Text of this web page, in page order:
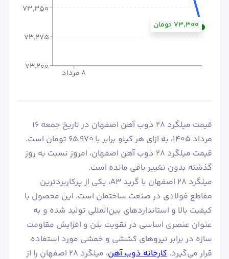
۸ مرداد
۷۳٬۲۰۰
۷۳٬۲۷۵
۷۳٬۳۵۰
۷۳٬۳۰۰ تومان
قیمت میلگرد 28 ذوب آهن اصفهان در تاریخ جمعه ۱۶
مرداد ۱۴۰۵، به ازای هر کیلو برابر با ۶۵٬۹۷۰ تومان است.
قیمت میلگرد 28 ذوب آهن اصفهان، امروز نسبت به روز
گذشته بدون تغییر باقی مانده است.
میلگرد ۲۸ اصفهان با گرید A3، یکی از پرکاربردترین
مقاطع فولادی در صنعت ساختمان است. این محصول با
کیفیت بالا و استانداردهای بین‌المللی تولید شده و به
عنوان عنصری اساسی در تقویت بتن و افزایش مقاومت
سازه در برابر نیروهای کششی و خمشی مورد استفاده
قرار می‌گیرد. کارخانه ذوب آهن
، میلگرد ۲۸ اصفهان را از